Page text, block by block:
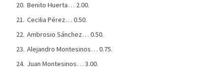
Benito Huerta… 2.00.
Cecilia Pérez… 0.50.
Ambrosio Sánchez… 0.50.
Alejandro Montesinos… 0.75.
Juan Montesinos… 3.00.